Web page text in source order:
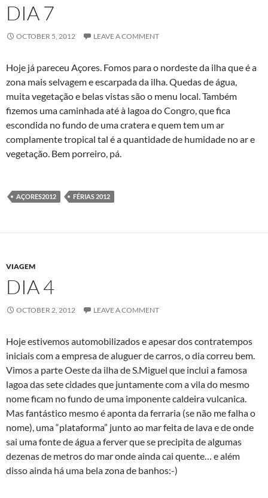
DIA 7
OCTOBER 5, 2012 LEAVE A COMMENT
Hoje já pareceu Açores. Fomos para o nordeste da ilha que é a
zona mais selvagem e escarpada da ilha. Quedas de água,
muita vegetação e belas vistas são o menu local. Também
fizemos uma caminhada até à lagoa do Congro, que fica
escondida no fundo de uma cratera e quem tem um ar
complamente tropical tal é a quantidade de humidade no ar e
vegetação. Bem porreiro, pá.
AÇORES2012 FÉRIAS 2012
VIAGEM
DIA 4
OCTOBER 2, 2012 LEAVE A COMMENT
Hoje estivemos automobilizados e apesar dos contratempos
iniciais com a empresa de aluguer de carros, o dia correu bem.
Vimos a parte Oeste da ilha de S.Miguel que inclui a famosa
lagoa das sete cidades que juntamente com a vila do mesmo
nome ficam no fundo de uma imponente caldeira vulcanica.
Mas fantástico mesmo é aponta da ferraria (se não me falha o
nome), uma “plataforma” junto ao mar feita de lava e de onde
sai uma fonte de água a ferver que se precipita de algumas
dezenas de metros do mar onde ainda cai quente… e além
disso ainda há uma bela zona de banhos:-)